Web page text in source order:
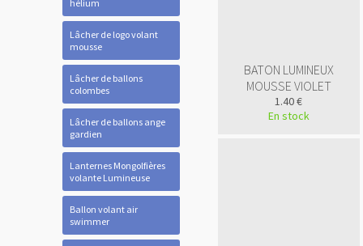
hélium
Lâcher de logo volant
mousse
Lâcher de ballons
colombes
Lâcher de ballons ange
gardien
Lanternes Mongolfières
volante Lumineuse
Ballon volant air
swimmer
BATON LUMINEUX
MOUSSE VIOLET
1.40 €
En stock